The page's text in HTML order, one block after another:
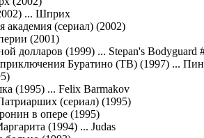
... Шприх
академия (сериал) (2002)
(2001)
долларов (1999) ... Stepan's Bodyguard
Буратино (ТВ) (1997) ...
(1995) ... Felix Barmakov
(сериал) (1995)
в опере (1995)
(1994) ... Judas